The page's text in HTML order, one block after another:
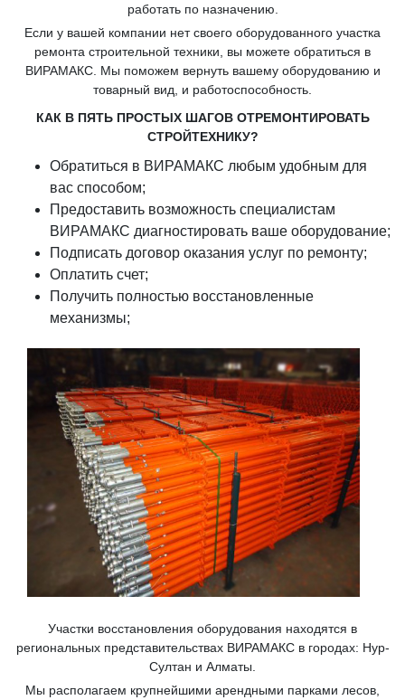
работать по назначению.
Если у вашей компании нет своего оборудованного участка
ремонта строительной техники, вы можете обратиться в
ВИРАМАКС. Мы поможем вернуть вашему оборудованию и
товарный вид, и работоспособность.
КАК В ПЯТЬ ПРОСТЫХ ШАГОВ ОТРЕМОНТИРОВАТЬ
СТРОЙТЕХНИКУ?
Обратиться в ВИРАМАКС любым удобным для
вас способом;
Предоставить возможность специалистам
ВИРАМАКС диагностировать ваше оборудование;
Подписать договор оказания услуг по ремонту;
Оплатить счет;
Получить полностью восстановленные
механизмы;
Участки восстановления оборудования находятся в
региональных представительствах ВИРАМАКС в городах: Нур-
Султан и Алматы.
Мы располагаем крупнейшими арендными парками лесов,